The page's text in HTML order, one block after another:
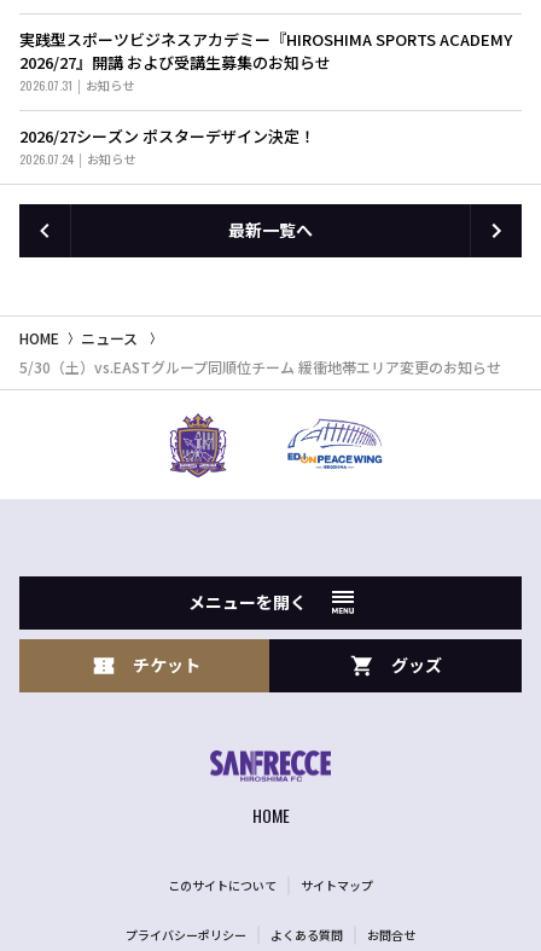
実践型スポーツビジネスアカデミー『HIROSHIMA SPORTS ACADEMY
2026/27』開講 および受講生募集のお知らせ
2026.07.31 お知らせ
2026/27シーズン ポスターデザイン決定！
2026.07.24 お知らせ
最新一覧へ
HOME
ニュース
5/30（土）vs.EASTグループ同順位チーム 緩衝地帯エリア変更のお知らせ
メニューを開く
チケット グッズ
HOME
このサイトについて サイトマップ
プライバシーポリシー よくある質問 お問合せ